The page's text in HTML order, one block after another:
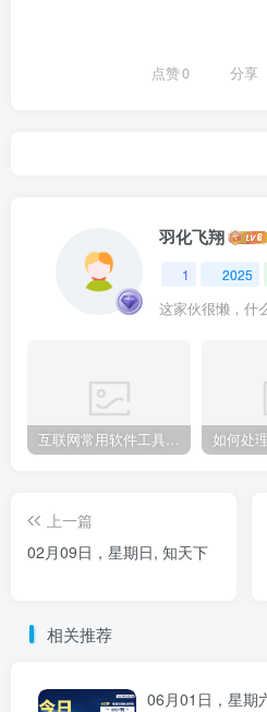
点赞0 分享
羽化飞翔
1 2025
这家伙很懒，什
互联网常用软件工具资源汇总贴
上一篇
02月09日，星期日, 知天下
相关推荐
06月01日，星期